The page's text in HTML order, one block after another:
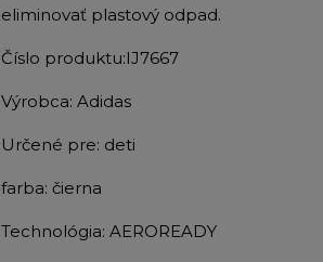
eliminovať plastový odpad.
Číslo produktu:IJ7667
Výrobca: Adidas
Určené pre: deti
farba: čierna
Technológia: AEROREADY